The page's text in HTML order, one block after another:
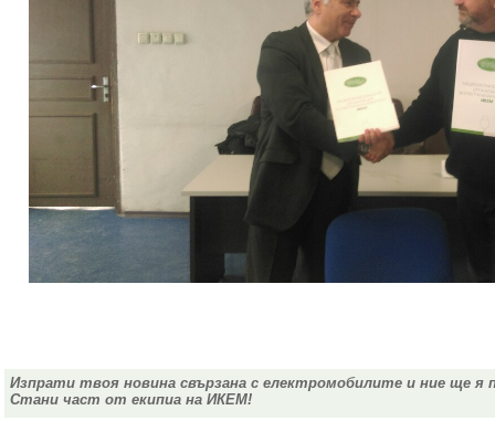
Изпрати твоя новина свързана с електромобилите и ние ще я
Стани част от екипиа на ИКЕМ!